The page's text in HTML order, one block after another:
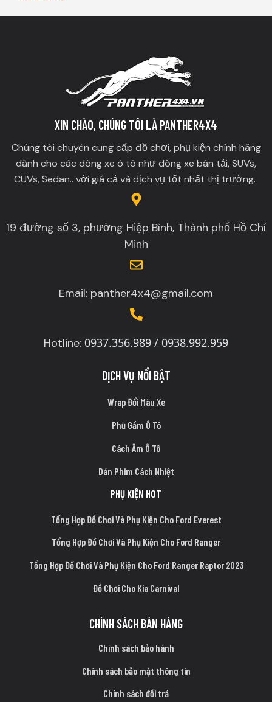
XIN CHÀO, CHÚNG TÔI LÀ PANTHER4X4
Chúng tôi chuyên cung cấp đồ chơi, phụ kiện chính hãng
dành cho các dòng xe ô tô như dòng xe bán tải, SUVs,
CUVs, Sedan.. với giá cả và dịch vụ tốt nhất thị trường.
19 đường số 3, phường Hiệp Bình, Thành phố Hồ Chí
Minh
Email: panther4x4@gmail.com
Hotline: 0937.356.989 / 0938.992.959
DỊCH VỤ NỔI BẬT
Wrap Đổi Màu Xe
Phủ Gầm Ô Tô
Cách Âm Ô Tô
Dán Phim Cách Nhiệt
PHỤ KIỆN HOT
Tổng Hợp Đồ Chơi Và Phụ Kiện Cho Ford Everest
Tổng Hợp Đồ Chơi Và Phụ Kiện Cho Ford Ranger
Tổng Hợp Đồ Chơi Và Phụ Kiện Cho Ford Ranger Raptor 2023
Đồ Chơi Cho Kia Carnival
CHÍNH SÁCH BÁN HÀNG
Chính sách bảo hành
Chính sách bảo mật thông tin
Chính sách đổi trả